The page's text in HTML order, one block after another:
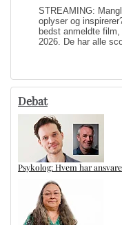
STREAMING:
oplyser og
bedst anmeldte
2026. De har alle
Debat
Psykolog: Hvem har